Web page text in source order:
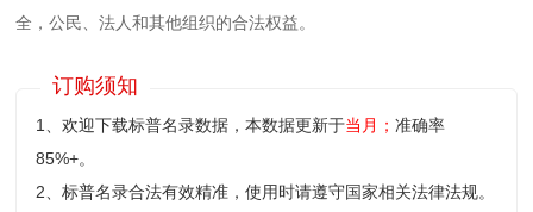
全，公民、法人和其他组织的合法权益。
订购须知
1、欢迎下载标普名录数据，本数据更新于当月；准确率
85%+。
2、标普名录合法有效精准，使用时请遵守国家相关法律法规。